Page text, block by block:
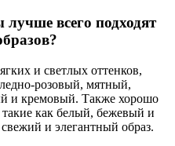
всего подходят
и светлых оттенков,
розовый, мятный,
и кремовый. Также хорошо
такие как белый, бежевый и
и элегантный образ.